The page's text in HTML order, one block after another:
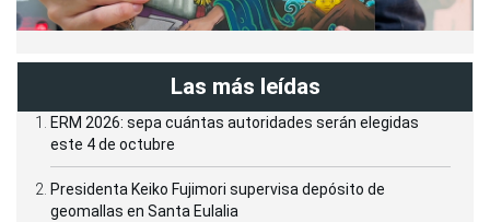
Las más leídas
ERM 2026: sepa cuántas autoridades serán elegidas
este 4 de octubre
Presidenta Keiko Fujimori supervisa depósito de
geomallas en Santa Eulalia